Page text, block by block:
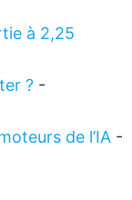
à 2,25
? -
de l’IA -